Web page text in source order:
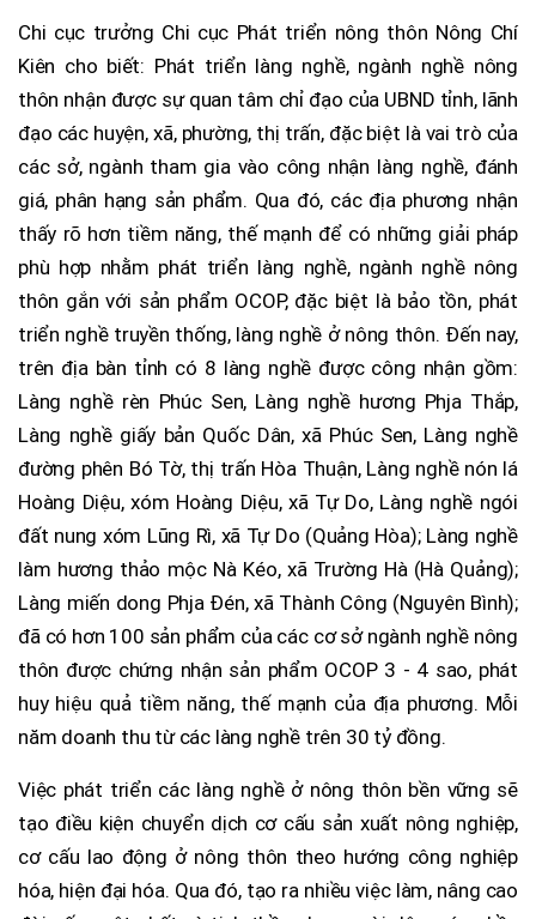
Chi cục trưởng Chi cục Phát triển nông thôn Nông Chí
Kiên cho biết: Phát triển làng nghề, ngành nghề nông
thôn nhận được sự quan tâm chỉ đạo của UBND tỉnh, lãnh
đạo các huyện, xã, phường, thị trấn, đặc biệt là vai trò của
các sở, ngành tham gia vào công nhận làng nghề, đánh
giá, phân hạng sản phẩm. Qua đó, các địa phương nhận
thấy rõ hơn tiềm năng, thế mạnh để có những giải pháp
phù hợp nhằm phát triển làng nghề, ngành nghề nông
thôn gắn với sản phẩm OCOP, đặc biệt là bảo tồn, phát
triển nghề truyền thống, làng nghề ở nông thôn. Đến nay,
trên địa bàn tỉnh có 8 làng nghề được công nhận gồm:
Làng nghề rèn Phúc Sen, Làng nghề hương Phja Thắp,
Làng nghề giấy bản Quốc Dân, xã Phúc Sen, Làng nghề
đường phên Bó Tờ, thị trấn Hòa Thuận, Làng nghề nón lá
Hoàng Diệu, xóm Hoàng Diệu, xã Tự Do, Làng nghề ngói
đất nung xóm Lũng Rì, xã Tự Do (Quảng Hòa); Làng nghề
làm hương thảo mộc Nà Kéo, xã Trường Hà (Hà Quảng);
Làng miến dong Phja Đén, xã Thành Công (Nguyên Bình);
đã có hơn 100 sản phẩm của các cơ sở ngành nghề nông
thôn được chứng nhận sản phẩm OCOP 3 - 4 sao, phát
huy hiệu quả tiềm năng, thế mạnh của địa phương. Mỗi
năm doanh thu từ các làng nghề trên 30 tỷ đồng.
Việc phát triển các làng nghề ở nông thôn bền vững sẽ
tạo điều kiện chuyển dịch cơ cấu sản xuất nông nghiệp,
cơ cấu lao động ở nông thôn theo hướng công nghiệp
hóa, hiện đại hóa. Qua đó, tạo ra nhiều việc làm, nâng cao